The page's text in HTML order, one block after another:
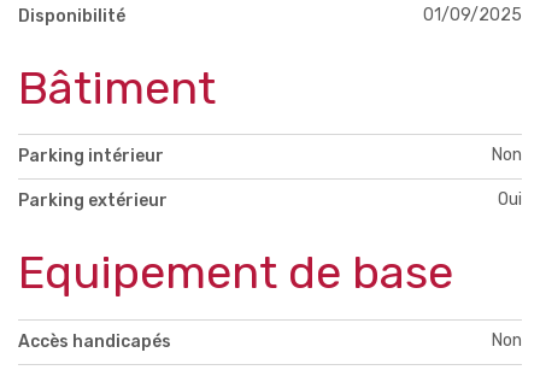
Disponibilité 01/09/2025
Bâtiment
Parking intérieur Non
Parking extérieur Oui
Equipement de base
Accès handicapés Non